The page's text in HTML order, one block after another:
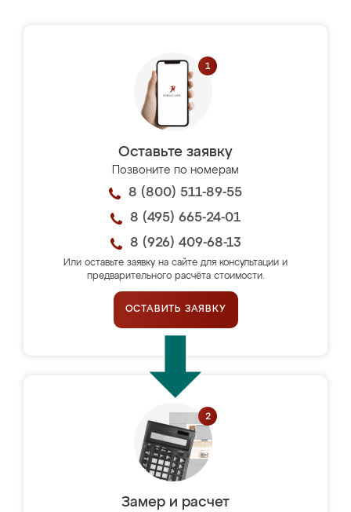
Оставьте заявку
Позвоните по номерам
8 (800) 511-89-55
8 (495) 665-24-01
8 (926) 409-68-13
Или оставьте заявку на сайте для консультации и
предварительного расчёта стоимости.
ОСТАВИТЬ ЗАЯВКУ
Замер и расчет